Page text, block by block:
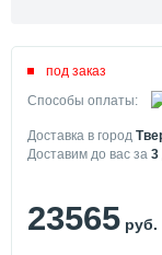
под заказ
Способы оплаты:
Доставка в город
Доставим до вас за 3
23565 руб.